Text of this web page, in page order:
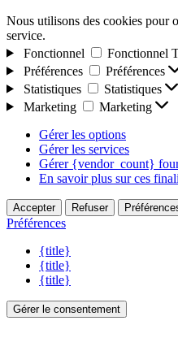
Nous utilisons des cookies pour
service.
Fonctionnel
Fonctionnel
Préférences
Préférences
Statistiques
Statistiques
Marketing
Marketing
Gérer les options
Gérer les services
Gérer {vendor_count}
En savoir plus sur ces
Accepter Refuser
Préférences
{title}
{title}
{title}
Gérer le consentement